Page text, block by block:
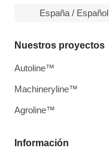
España / Español
Información
Nuestros proyectos
Autoline™
Machineryline™
Agroline™